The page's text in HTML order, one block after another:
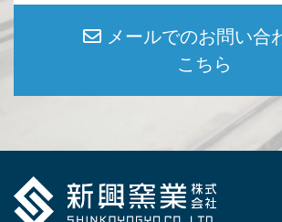
メールでのお問い合
こちら